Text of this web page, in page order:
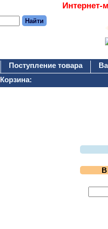
Интернет-
Поступление товара
Корзина:
В